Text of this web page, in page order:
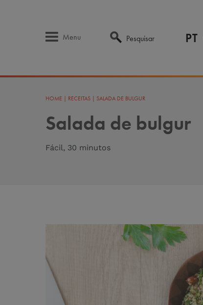
Menu Pesquisar PT
HOME RECEITAS SALADA DE BULGUR
Salada de bulgur
Fácil, 30 minutos